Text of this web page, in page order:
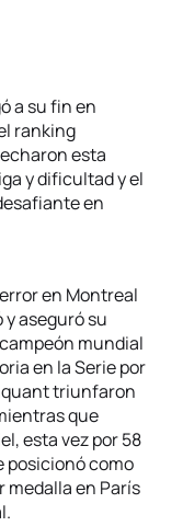
a su fin en
ranking
esta
y dificultad y el
en
en Montreal
y aseguró su
mundial
en la Serie por
triunfaron
que
esta vez por 58
posicionó como
en París